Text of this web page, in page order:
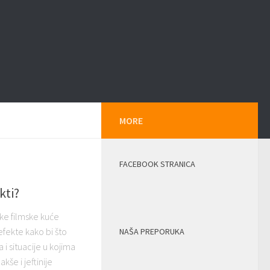
filmske kuće
kako bi što
situacije u kojima
i jeftinije
MORE
FACEBOOK STRANICA
NAŠA PREPORUKA